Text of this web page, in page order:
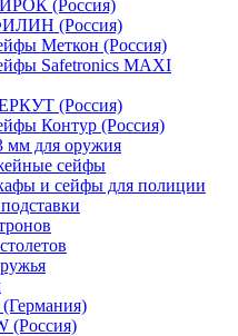
(Россия)
(Россия)
Меткон (Россия)
Safetronics MAXI
(Россия)
Контур (Россия)
мм для оружия
сейфы
и сейфы для полиции
(Россия)